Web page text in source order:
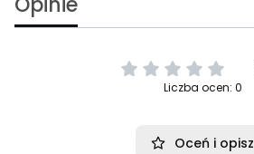
Liczba ocen: 0
Oceń i opisz